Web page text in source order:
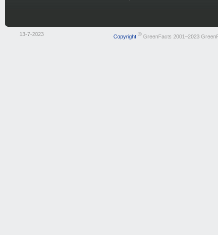
13-7-2023 Copyright ©GreenFacts 2001–2023